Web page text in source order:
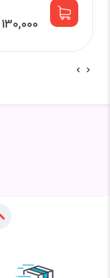
130,000 تومان